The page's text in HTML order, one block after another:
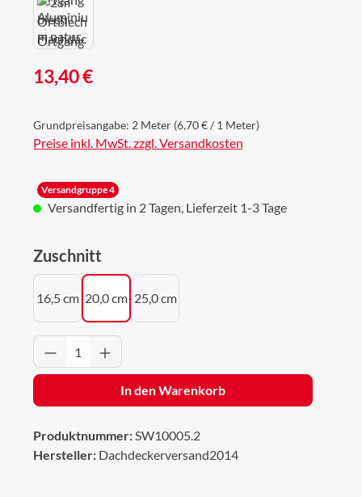
Regulärer Preis:
13,40 €
Grundpreisangabe: 2 Meter (6,70 € / 1 Meter)
Preise inkl. MwSt. zzgl. Versandkosten
Versandgruppe 4
Versandfertig in 2 Tagen, Lieferzeit 1-3 Tage
Zuschnitt
16,5 cm 20,0 cm 25,0 cm
Produkt Anzahl: Gib den gewünschten
In den Warenkorb
Produktnummer:SW10005.2
Hersteller: Dachdeckerversand2014